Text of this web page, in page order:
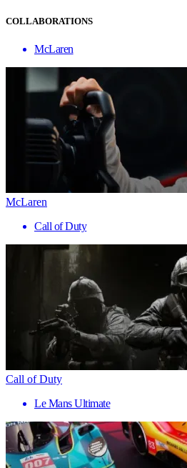
COLLABORATIONS
McLaren
McLaren
Call of Duty
Call of Duty
Le Mans Ultimate